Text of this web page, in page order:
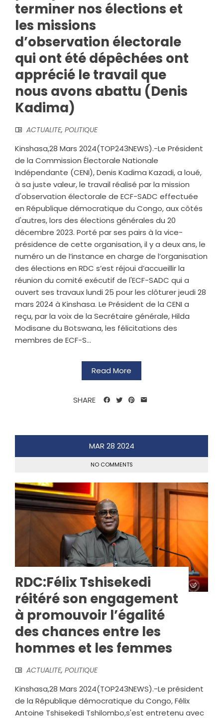
terminer nos élections et
les missions
d’observation électorale
qui ont été dépêchées ont
apprécié le travail que
nous avons abattu (Denis
Kadima)
ACTUALITE, POLITIQUE
Kinshasa,28 Mars 2024(TOP243NEWS).-Le Président
de la Commission Électorale Nationale
Indépendante (CENI), Denis Kadima Kazadi, a loué,
à sa juste valeur, le travail réalisé par la mission
d'observation électorale de ECF-SADC effectuée
en République démocratique du Congo, aux côtés
d'autres, lors des élections générales du 20
décembre 2023. Porté par ses pairs à la vice-
présidence de cette organisation, il y a deux ans, le
numéro un de l’instance en charge de l’organisation
des élections en RDC s’est réjoui d’accueillir la
réunion du comité exécutif de l'ECF-SADC qui a
ouvert ses travaux lundi 25 pour les clôturer jeudi 28
mars 2024 à Kinshasa. Le Président de la CENI a
reçu, par la voix de la Secrétaire générale, Hilda
Modisane du Botswana, les félicitations des
membres de ECF-S...
Read More
SHARE
MAR 28 2024
NO COMMENTS
RDC:Félix Tshisekedi
réitéré son engagement
à promouvoir l’égalité
des chances entre les
hommes et les femmes
ACTUALITE, POLITIQUE
Kinshasa,28 Mars 2024(TOP243NEWS).-Le président
de la République démocratique du Congo, Félix
Antoine Tshisekedi Tshilombo,s'est entretenu avec